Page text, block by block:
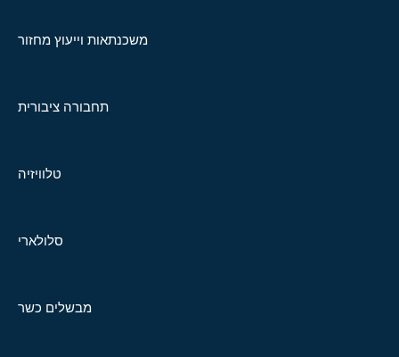
משכנתאות וייעוץ מחזור
תחבורה ציבורית
טלוויזיה
סלולארי
מבשלים כשר